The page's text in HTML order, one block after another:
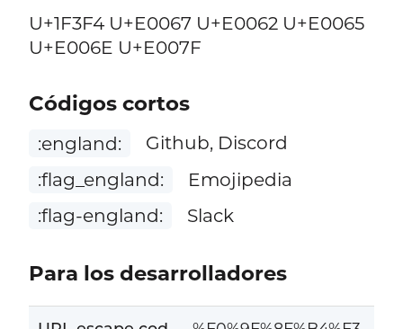
U+1F3F4 U+E0067 U+E0062 U+E0065
U+E006E U+E007F
Códigos cortos
:england:
Github, Discord
:flag_england:
Emojipedia
:flag-england:
Slack
Para los desarrolladores